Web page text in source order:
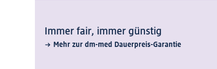
Immer fair,­ immer günstig
Mehr zur dm-med Dauerpreis-Garantie